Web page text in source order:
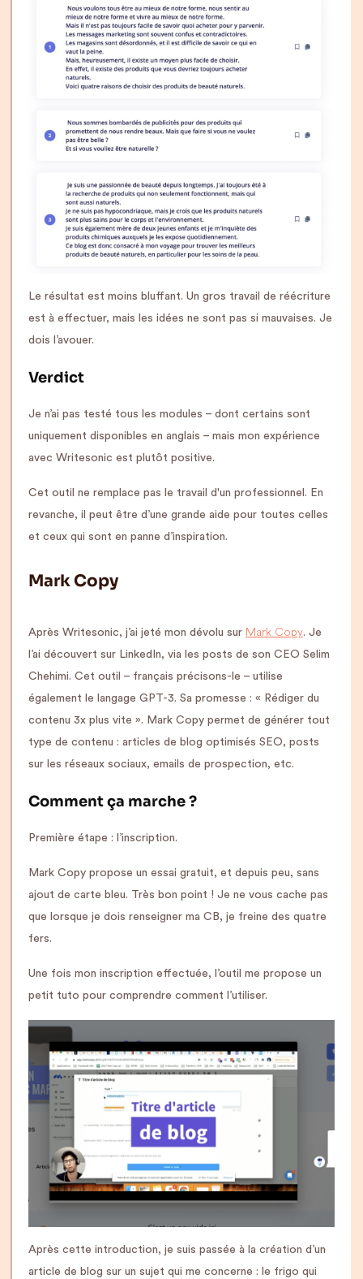
Le résultat est moins bluffant. Un gros travail de réécriture
est à effectuer, mais les idées ne sont pas si mauvaises. Je
dois l’avouer.
Verdict
Je n’ai pas testé tous les modules – dont certains sont
uniquement disponibles en anglais – mais mon expérience
avec Writesonic est plutôt positive.
Cet outil ne remplace pas le travail d'un professionnel. En
revanche, il peut être d’une grande aide pour toutes celles
et ceux qui sont en panne d’inspiration.
Mark Copy
Après Writesonic, j’ai jeté mon dévolu sur Mark Copy. Je
l’ai découvert sur LinkedIn, via les posts de son CEO Selim
Chehimi. Cet outil – français précisons-le – utilise
également le langage GPT-3. Sa promesse : « Rédiger du
contenu 3x plus vite ». Mark Copy permet de générer tout
type de contenu : articles de blog optimisés SEO, posts
sur les réseaux sociaux, emails de prospection, etc.
Comment ça marche ?
Première étape : l’inscription.
Mark Copy propose un essai gratuit, et depuis peu, sans
ajout de carte bleu. Très bon point ! Je ne vous cache pas
que lorsque je dois renseigner ma CB, je freine des quatre
fers.
Une fois mon inscription effectuée, l’outil me propose un
petit tuto pour comprendre comment l’utiliser.
Après cette introduction, je suis passée à la création d’un
article de blog sur un sujet qui me concerne : le frigo qui